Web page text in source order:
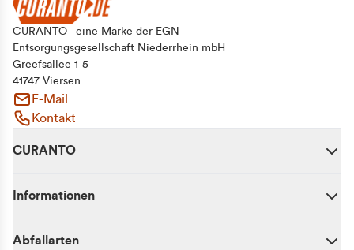
CURANTO - eine Marke der EGN
Entsorgungsgesellschaft Niederrhein mbH
Greefsallee 1-5
41747 Viersen
E-Mail
Kontakt
CURANTO
Informationen
Abfallarten